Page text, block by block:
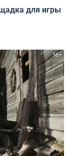
для игры